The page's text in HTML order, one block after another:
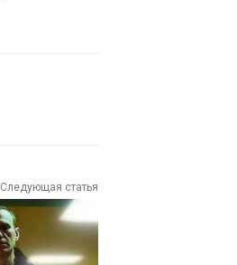
Следующая статья